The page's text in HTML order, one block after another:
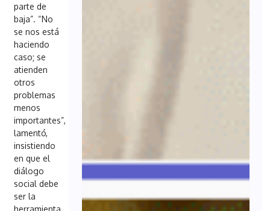
parte de
baja”. “No
se nos está
haciendo
caso; se
atienden
otros
problemas
menos
importantes”,
lamentó,
insistiendo
en que el
diálogo
social debe
ser la
herramienta